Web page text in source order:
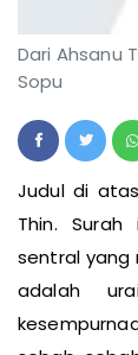
Dari Ahsanu
Sopu
Judul di
Thin.
sentral
adalah